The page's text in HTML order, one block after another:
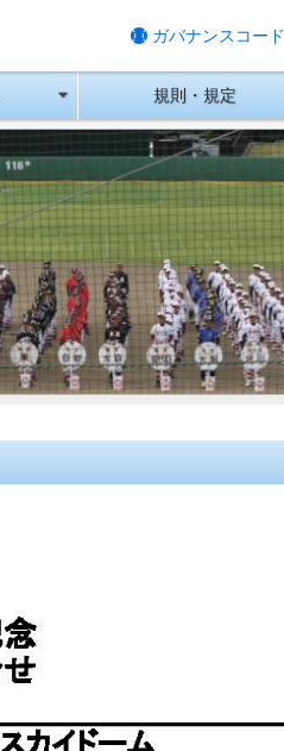
ガバナンスコード
規則・規定